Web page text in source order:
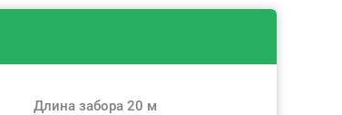
Длина забора 20 м